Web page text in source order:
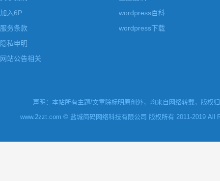
加入6P
服务条款
隐私申明
网站公告相关
wordpress百科
wordpress下载
声明：本站所有主题/文章除标明原创外，均来自网络转载，版权
www.2zzt.com © 盐城简码网络科技有限公司 版权所有 2011-2019